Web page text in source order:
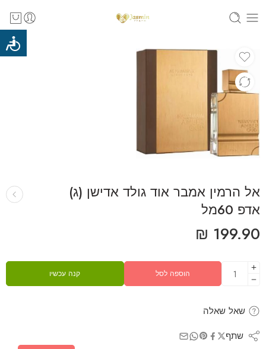
אל הרמין אמבר אוד גולד אדישן (ג)
אדפ 60מל
199.90
₪
הוספה לסל קנה עכשיו
שאל שאלה
שתף